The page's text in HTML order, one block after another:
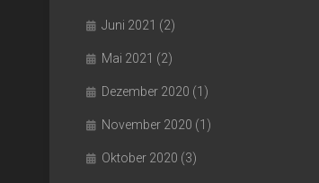
Juni 2021 (2)
Mai 2021 (2)
Dezember 2020 (1)
November 2020 (1)
Oktober 2020 (3)